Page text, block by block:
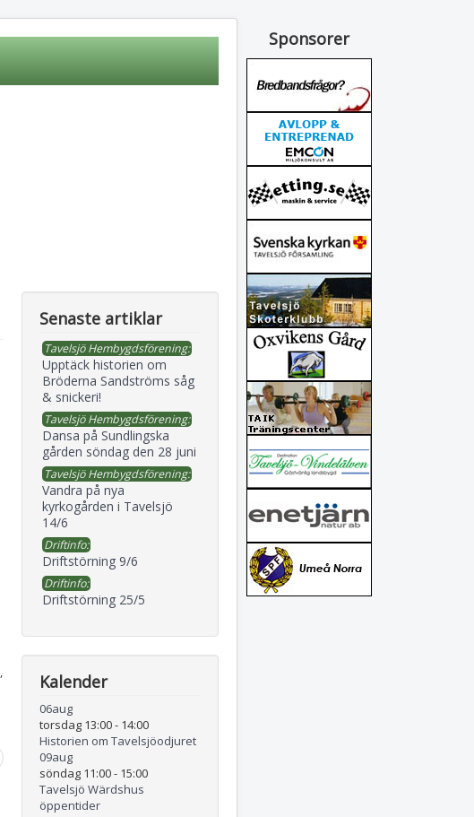
Senaste artiklar
Tavelsjö Hembygdsförening:
Upptäck historien om
Bröderna Sandströms såg
& snickeri!
Tavelsjö Hembygdsförening:
Dansa på Sundlingska
gården söndag den 28 juni
Tavelsjö Hembygdsförening:
Vandra på nya
kyrkogården i Tavelsjö
14/6
Driftinfo:
Driftstörning 9/6
Driftinfo:
Driftstörning 25/5
Kalender
06aug
torsdag 13:00- 14:00
Historien om Tavelsjöodjuret
09aug
söndag 11:00- 15:00
Tavelsjö Wärdshus
öppentider
Sponsorer